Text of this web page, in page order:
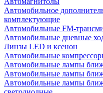
Автомобильное
комплектующие
Автомобильные FM-
Автомобильные дневные
Линзы LED и ксенон
Автомобильные
Автомобильные лампы
Автомобильные лампы
Автомобильные лампы